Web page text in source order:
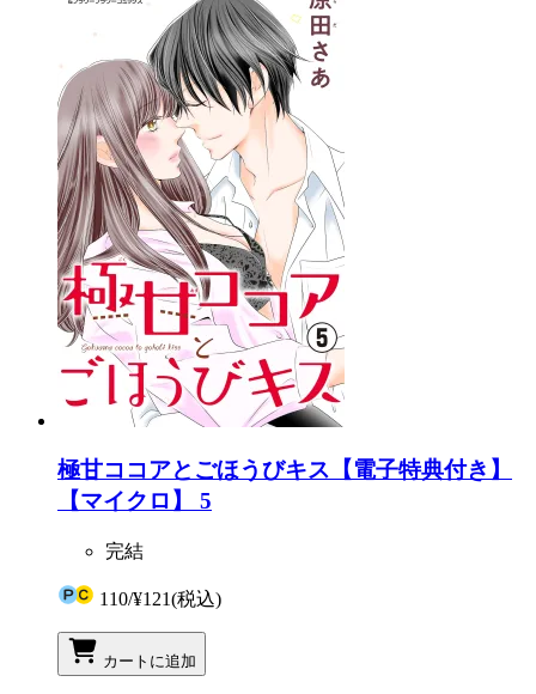
極甘ココアとごほうびキス【電子特典付き】
【マイクロ】 5
完結
110/¥121(税込)
カートに追加